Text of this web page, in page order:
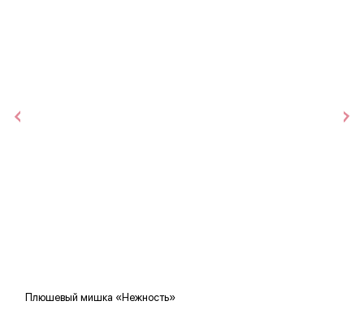
Плюшевый мишка «Нежность»